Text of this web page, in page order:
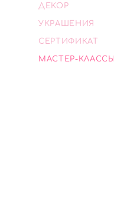
ДЕКОР
УКРАШЕНИЯ
СЕРТИФИКАТ
МАСТЕР-КЛАССЫ